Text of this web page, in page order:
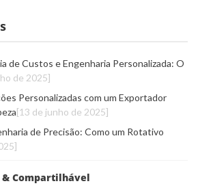
de Custos e Engenharia Personalizada: O
de 2025]
Personalizadas com um Exportador
[13 de junho de 2025]
de Precisão: Como um Rotativo
Compartilhável